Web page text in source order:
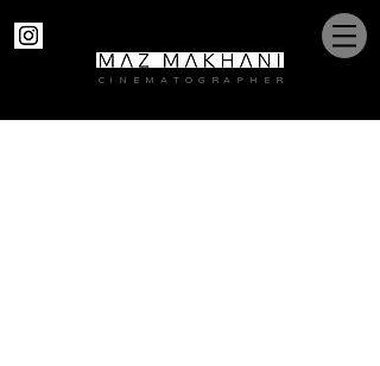
C I N E M A T O G R A P H E R